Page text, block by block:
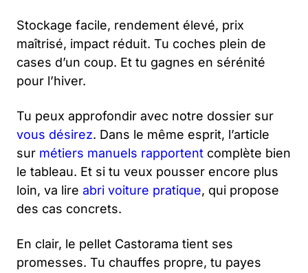
Stockage facile, rendement élevé, prix
maîtrisé, impact réduit. Tu coches plein de
cases d’un coup. Et tu gagnes en sérénité
pour l’hiver.
Tu peux approfondir avec notre dossier sur
vous désirez. Dans le même esprit, l’article
sur métiers manuels rapportent complète bien
le tableau. Et si tu veux pousser encore plus
loin, va lire abri voiture pratique, qui propose
des cas concrets.
En clair, le pellet Castorama tient ses
promesses. Tu chauffes propre, tu payes